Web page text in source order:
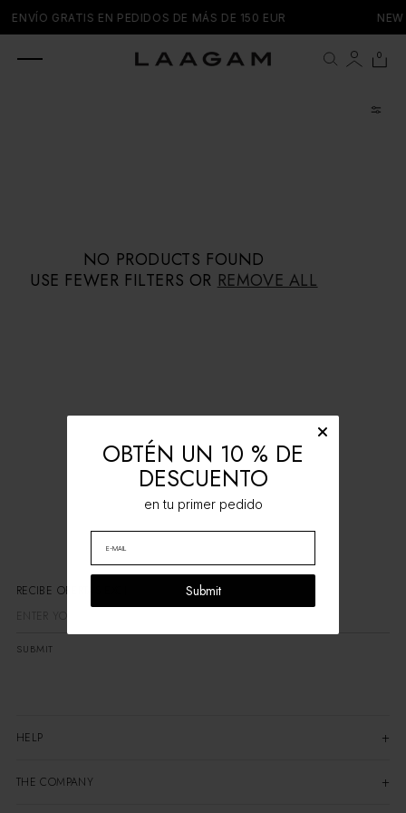
ENVÍO GRATIS EN PEDIDOS DE MÁS DE 150 EUR
Cart
0
0 items
NO PRODUCTS FOUND
USE FEWER FILTERS OR REMOVE ALL
RECIBE OFERTAS EXCL
SUBMIT
HELP
THE COMPANY
OBTÉN UN 10 % DE
DESCUENTO
en tu primer pedido
Submit